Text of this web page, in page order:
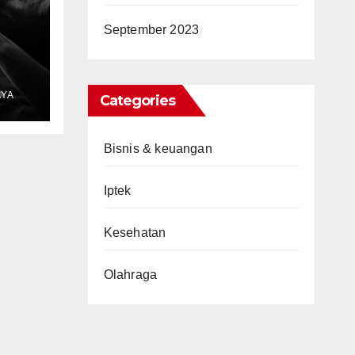
September 2023
Categories
Bisnis & keuangan
Iptek
Kesehatan
Olahraga